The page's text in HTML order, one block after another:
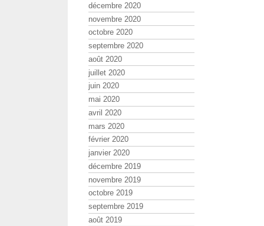
décembre 2020
novembre 2020
octobre 2020
septembre 2020
août 2020
juillet 2020
juin 2020
mai 2020
avril 2020
mars 2020
février 2020
janvier 2020
décembre 2019
novembre 2019
octobre 2019
septembre 2019
août 2019